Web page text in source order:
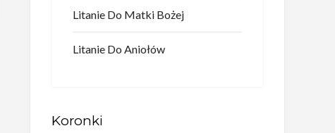
Litanie Do Matki Bożej
Litanie Do Aniołów
Koronki